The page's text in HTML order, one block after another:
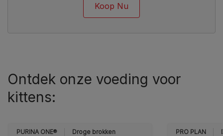
Koop Nu
Ontdek onze voeding voor
kittens:
PURINA ONE® Droge brokken PRO PLAN